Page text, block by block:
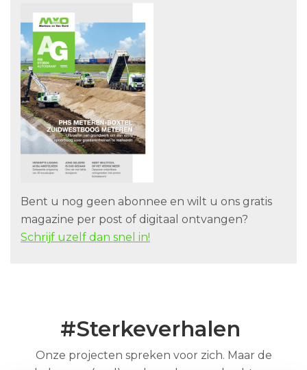
Bent u nog geen abonnee en wilt u ons gratis
magazine per post of digitaal ontvangen?
Schrijf uzelf dan snel in!
#Sterkeverhalen
Onze projecten spreken voor zich. Maar de